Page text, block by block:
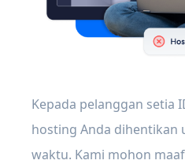
Kepada pelanggan setia
hosting Anda dihentikan
waktu. Kami mohon